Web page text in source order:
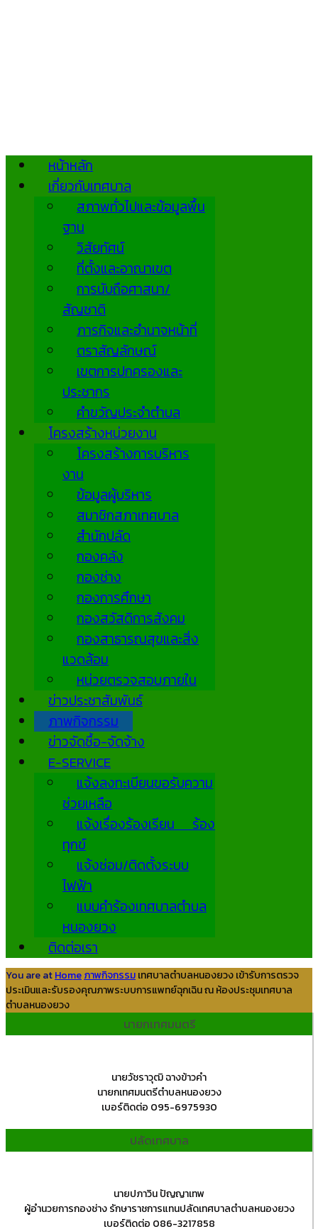
หน้าหลัก
เกี่ยวกับเทศบาล
สภาพทั่วไปและข้อมูลพื้น
ฐาน
วิสัยทัศน์
ที่ตั้งและอาณาเขต
การนับถือศาสนา/
สัญชาติ
ภารกิจและอำนาจหน้าที่
ตราสัญลักษณ์
เขตการปกครองและ
ประชากร
คำขวัญประจำตำบล
โครงสร้างหน่วยงาน
โครงสร้างการบริหาร
งาน
ข้อมูลผู้บริหาร
สมาชิกสภาเทศบาล
สำนักปลัด
กองคลัง
กองช่าง
กองการศึกษา
กองสวัสดิการสังคม
กองสาธารณสุขและสิ่ง
แวดล้อม
หน่วยตรวจสอบภายใน
ข่าวประชาสัมพันธ์
ภาพกิจกรรม
ข่าวจัดซื้อ-จัดจ้าง
E-SERVICE
แจ้งลงทะเบียนขอรับความ
ช่วยเหลือ
แจ้งเรื่องร้องเรียน ร้อง
ทุกข์
แจ้งซ่อม/ติดตั้งระบบ
ไฟฟ้า
แบบคำร้องเทศบาลตำบล
หนองยวง
ติดต่อเรา
You are atHomeภาพกิจกรรมเทศบาลตำบลหนองยวง เข้ารับการตรวจ
ประเมินและรับรองคุณภาพระบบการแพทย์ฉุกเฉิน ณ ห้องประชุมเทศบาล
ตำบลหนองยวง
นายกเทศมนตรี
นายวัชราวุฒิ ฉางข้าวคำ
นายกเทศมนตรีตำบลหนองยวง
เบอร์ติดต่อ 095-6975930
ปลัดเทศบาล
นายปภาวิน ปัญญาเทพ
ผู้อำนวยการกองช่าง รักษาราชการแทนปลัดเทศบาลตำบลหนองยวง
เบอร์ติดต่อ 086-3217858